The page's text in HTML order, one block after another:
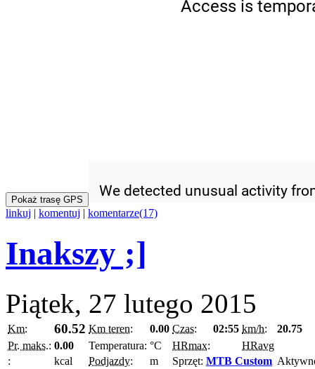
Pokaż trasę GPS
linkuj | komentuj | komentarze(17)
Inakszy ;]
Piątek, 27 lutego 2015
Km: 60.52 Km teren: 0.00 Czas: 02:55 km/h:
20.75
Pr. maks.: 0.00 Temperatura: °C HRmax:
HRavg
:
kcal Podjazdy: m Sprzęt: MTB Custom